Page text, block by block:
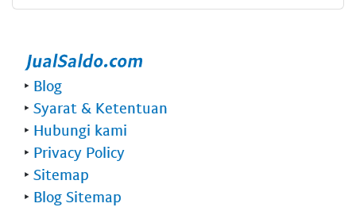
‣ Blog
‣ Syarat & Ketentuan
‣ Hubungi kami
‣ Privacy Policy
‣ Sitemap
‣ Blog Sitemap